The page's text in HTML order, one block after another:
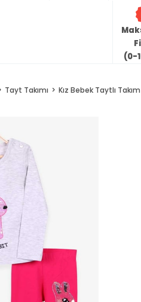
(0-
Tayt Takımı Kız Bebek Taytlı